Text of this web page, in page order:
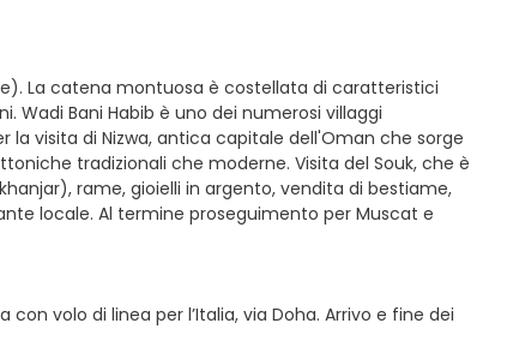
La catena montuosa è costellata di caratteristici
Bani Habib è uno dei numerosi villaggi
visita di Nizwa, antica capitale dell'Oman che sorge
tradizionali che moderne. Visita del Souk, che è
rame, gioielli in argento, vendita di bestiame,
locale. Al termine proseguimento per Muscat e
volo di linea per l’Italia, via Doha. Arrivo e fine dei